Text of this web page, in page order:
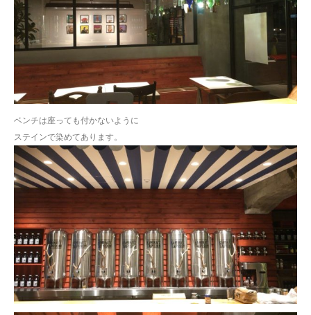
ベンチは座っても付かないように
ステインで染めてあります。